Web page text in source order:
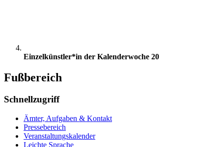
Einzelkünstler*in der Kalenderwoche 20
Fußbereich
Schnellzugriff
Ämter, Aufgaben & Kontakt
Pressebereich
Veranstaltungskalender
Leichte Sprache